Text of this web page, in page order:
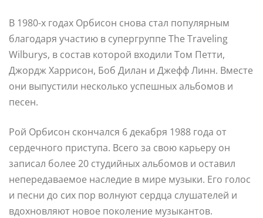
В 1980-х годах Орбисон снова стал популярным
благодаря участию в супергруппе The Traveling
Wilburys, в состав которой входили Том Петти,
Джордж Харрисон, Боб Дилан и Джефф Линн. Вместе
они выпустили несколько успешных альбомов и
песен.
Рой Орбисон скончался 6 декабря 1988 года от
сердечного приступа. Всего за свою карьеру он
записал более 20 студийных альбомов и оставил
непередаваемое наследие в мире музыки. Его голос
и песни до сих пор волнуют сердца слушателей и
вдохновляют новое поколение музыкантов.